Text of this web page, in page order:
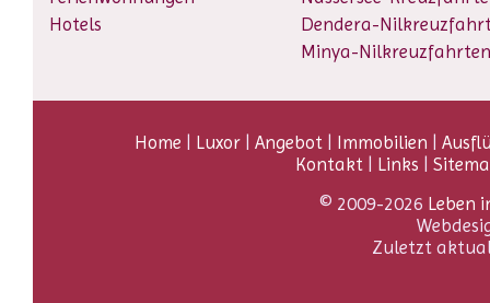
Hotels
Dendera-
Minya-Nilkreuzfahrten
Home | Luxor| Angebot| Immobilien |
Kontakt| Links |
© 2009-2026 Leben
Zuletzt